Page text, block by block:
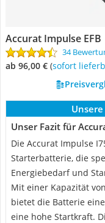
Accurat Impulse EFB
34
ab 96,00 € ( Sofort
Unser Fazit für
Die Accurat Impulse
Starterbatterie, die
Energiebedarf und
Mit einer Kapazität
bietet die Batterie
eine hohe Startkraft.